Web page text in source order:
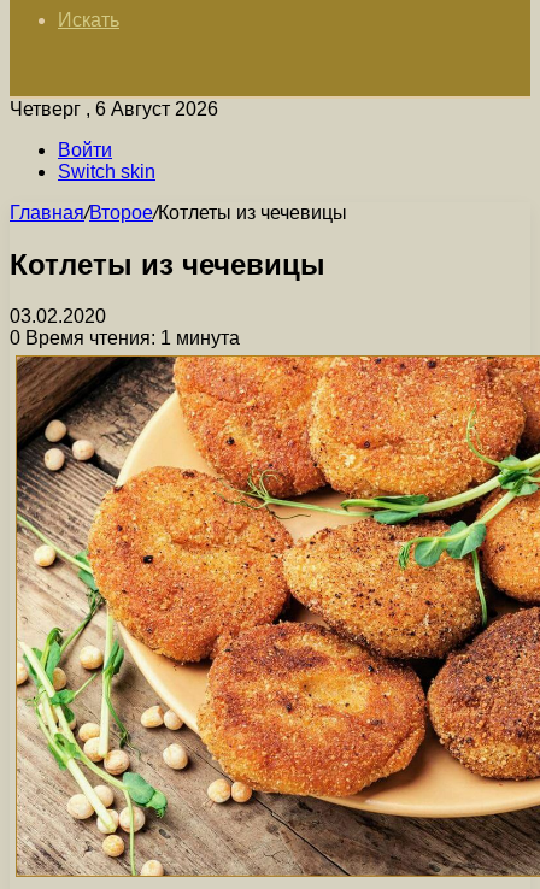
Искать
Четверг , 6 Август 2026
Войти
Switch skin
Главная/Второе/Котлеты из чечевицы
Котлеты из чечевицы
03.02.2020
0 Время чтения: 1 минута